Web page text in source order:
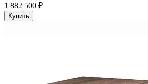
1 882 500 ₽
Купить